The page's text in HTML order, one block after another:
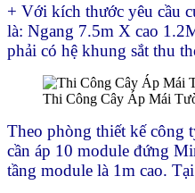
+ Với kích thước yêu cầu
là: Ngang 7.5m X cao
phải có hệ khung sắt thu
Thi Công Cây Áp Mái
Theo phòng thiết kế công
cần áp 10 module đứng
tầng module là 1m cao. Tại